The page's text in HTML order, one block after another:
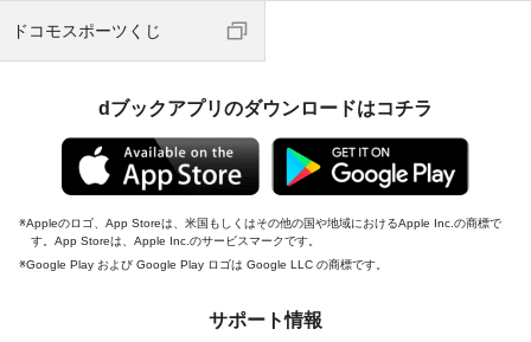
ドコモスポーツくじ
dブックアプリのダウンロードはコチラ
Appleのロゴ、App Storeは、米国もしくはその他の国や地域におけるApple Inc.の商標で
す。App Storeは、Apple Inc.のサービスマークです。
Google Play および Google Play ロゴは Google LLC の商標です。
サポート情報